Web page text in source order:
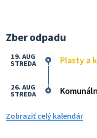
Zber odpadu
Plasty a
19. AUG
STREDA
26. AUG
STREDA
Zobraziť celý kalendár